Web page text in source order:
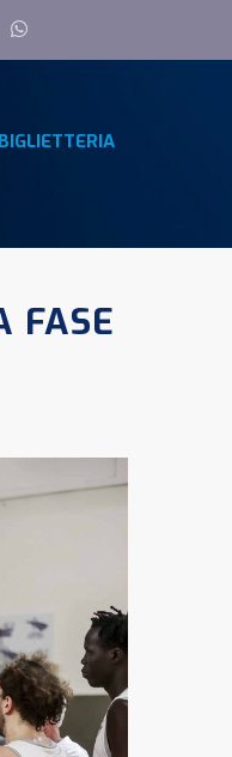
BIGLIETTERIA
FASE